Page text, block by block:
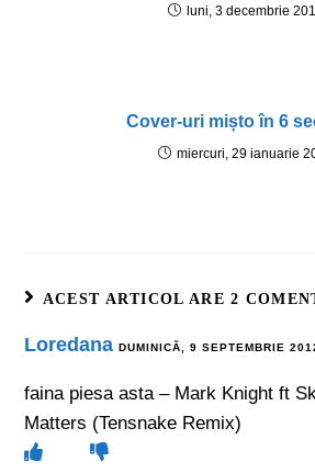
luni, 3 decembrie
Cover-uri mișto în 6
miercuri, 29 ianuarie
ACEST ARTICOL ARE 2
Loredana DUMINICĂ, 9 SEPTEMBRIE
faina piesa asta – Mark Knight ft
Matters (Tensnake Remix)